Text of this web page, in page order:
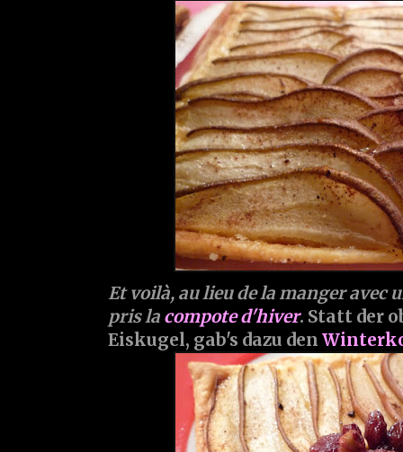
Et voilà, au lieu de la manger avec
pris la compote d'hiver. Statt der
Eiskugel, gab's dazu den